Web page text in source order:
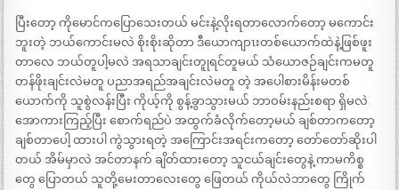
ပြီးတော့ ကိုမောင်ကပြောသေးတယ် မင်းနဲ့လိုးရတာလောက်တော့ မကောင်း
ဘူးတဲ့ ဘယ်ကောင်းမလဲ စိုးစိုးဆိုတာ ဒီယောကျာၤးတစ်ယောက်ထဲနဲ့ဖြစ်ဖူး
တာလေ ဘယ်တူပါ့မလဲ အရသာချင်းတူုရင်တူမယ် သံယောဇဉ်ချင်းကမတူ
တန်ဖိုးချင်းလဲမတူ ပညာအရည်အချင်းလဲမတူ တဲ့ အပေါစားမိန်းမတစ်
ယောက်ကို သူစွဲလန်းပြီး ကိုယ့်ကို စွန့်ခွာသွားမယ် ဘာဝမ်းနည်းစရာ ရှိမလဲ
အောကားကြည့်ပြီး စောက်ရည်ပဲ အထွက်ခံလိုက်တော့မယ် ချစ်တာကတော့
ချစ်တာပေါ့ ထားပါ ကွဲသွားရတဲ့ အကြောင်းအရင်းကတော့ တော်တော်ဆိုးပါ
တယ် အိမ်မှာလဲ အင်တာနက် ချိတ်ထားတော့ သူငယ်ချင်းတွေနဲ့ ကာမကိစ္စ
တွေ ပြောတယ် သူတို့မေးတာလေးတွေ ဖြေတယ် ကိုယ်လဲဘာတွေ ကြိုက်